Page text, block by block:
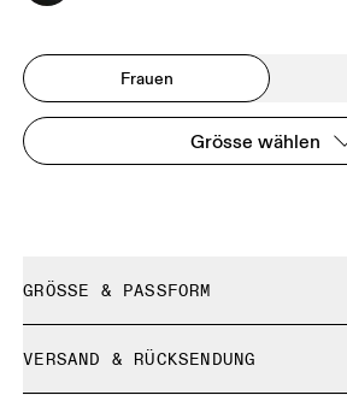
Frauen
Grösse wählen
GRÖSSE & PASSFORM
VERSAND & RÜCKSENDUNG